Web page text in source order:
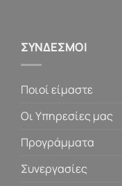
ΣΥΝΔΕΣΜΟΙ
Ποιοί είμαστε
Οι Υπηρεσίες μας
Προγράμματα
Συνεργασίες